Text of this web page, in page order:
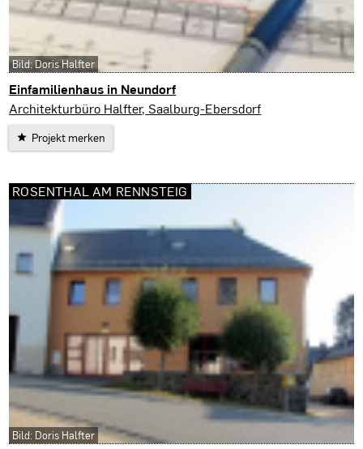
Einfamilienhaus in Neundorf
Bad Lobenstein
Architekturbüro Halfter, Saalburg-Ebersdorf
Projekt merken
Bild: Doris Halfter
ROSENTHAL AM RENNSTEIG
Bild: Doris Halfter